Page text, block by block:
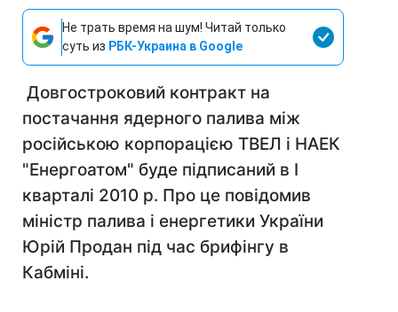
Не трать время на шум! Читай только
суть из РБК-Украина в Google
Довгостроковий контракт на
постачання ядерного палива між
російською корпорацією ТВЕЛ і НАЕК
"Енергоатом" буде підписаний в I
кварталі 2010 р. Про це повідомив
міністр палива і енергетики України
Юрій Продан під час брифінгу в
Кабміні.